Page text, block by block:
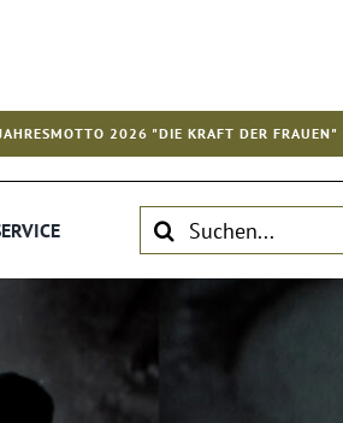
2026 "DIE KRAFT DER FRAUEN"
Suche
nach: